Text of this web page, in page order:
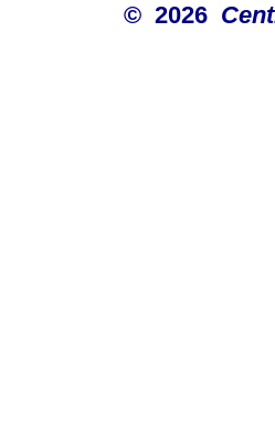
© 2026